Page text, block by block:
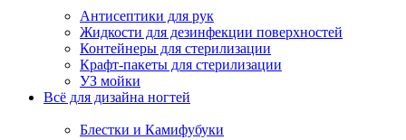
Антисептики для рук
Жидкости для дезинфекции поверхностей
Контейнеры для стерилизации
Крафт-пакеты для стерилизации
УЗ мойки
Всё для дизайна ногтей
Блестки и Камифубуки